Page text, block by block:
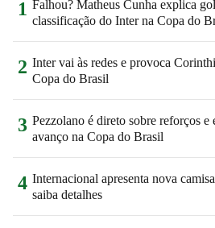
1 Falhou? Matheus Cunha explica
classificação do Inter na Copa do
2 Inter vai às redes e provoca
Copa do Brasil
3 Pezzolano é direto sobre reforços e
avanço na Copa do Brasil
4 Internacional apresenta nova
saiba detalhes